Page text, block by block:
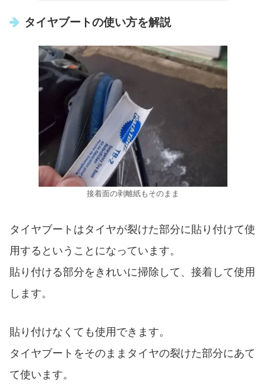
タイヤブートの使い方を解説
接着面の剥離紙もそのまま
タイヤブートはタイヤが裂けた部分に貼り付けて使
用するということになっています。
貼り付ける部分をきれいに掃除して、接着して使用
します。
貼り付けなくても使用できます。
タイヤブートをそのままタイヤの裂けた部分にあて
て使います。